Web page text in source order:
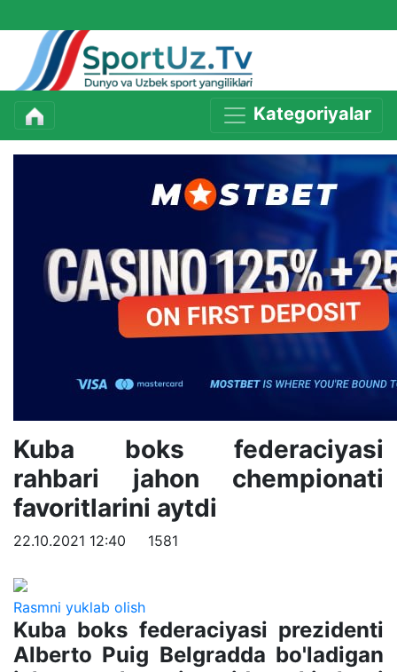
Kategoriyalar
Kuba boks federaciyasi
rahbari jahon chempionati
favoritlarini aytdi
22.10.2021 12:40 1581
Rasmni yuklab olish
Kuba boks federaciyasi prezidenti
Alberto Puig Belgradda bo'ladigan